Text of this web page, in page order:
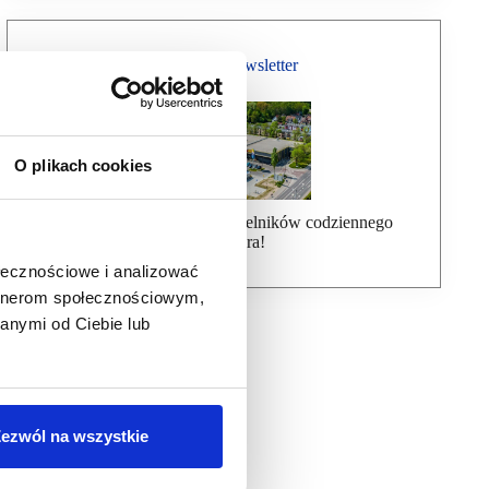
O plikach cookies
i analizować
społecznościowym,
od Ciebie lub
na wszystkie
Bezpłatny Newsletter
Dołącz do ponad 7000 czytelników codziennego
newslettera!